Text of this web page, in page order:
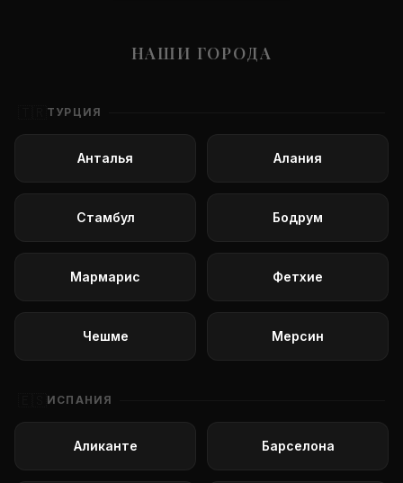
НАШИ ГОРОДА
ТУРЦИЯ
Анталья Алания
Стамбул Бодрум
Мармарис Фетхие
Чешме Мерсин
ИСПАНИЯ
Аликанте Барселона